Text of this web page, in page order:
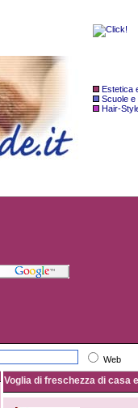
Estetica
Scuole e
Hair-
Web
Voglia di freschezza di casa